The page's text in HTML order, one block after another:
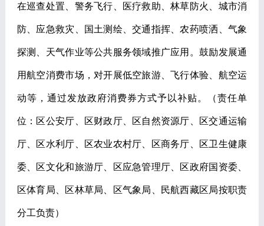
在巡查处置、警务飞行、医疗救助、林草防火、城市消
防、应急救灾、国土测绘、交通指挥、农药喷洒、气象
探测、天气作业等公共服务领域推广应用。鼓励发展通
用航空消费市场，对开展低空旅游、飞行体验、航空运
动等，通过发放政府消费券方式予以补贴。 （责任单
位：区公安厅、区财政厅、区自然资源厅、区交通运输
厅、区水利厅、区农业农村厅、区商务厅、区卫生健康
委、区文化和旅游厅、区应急管理厅、区政府国资委、
区体育局、区林草局、区气象局、民航西藏区局按职责
分工负责）